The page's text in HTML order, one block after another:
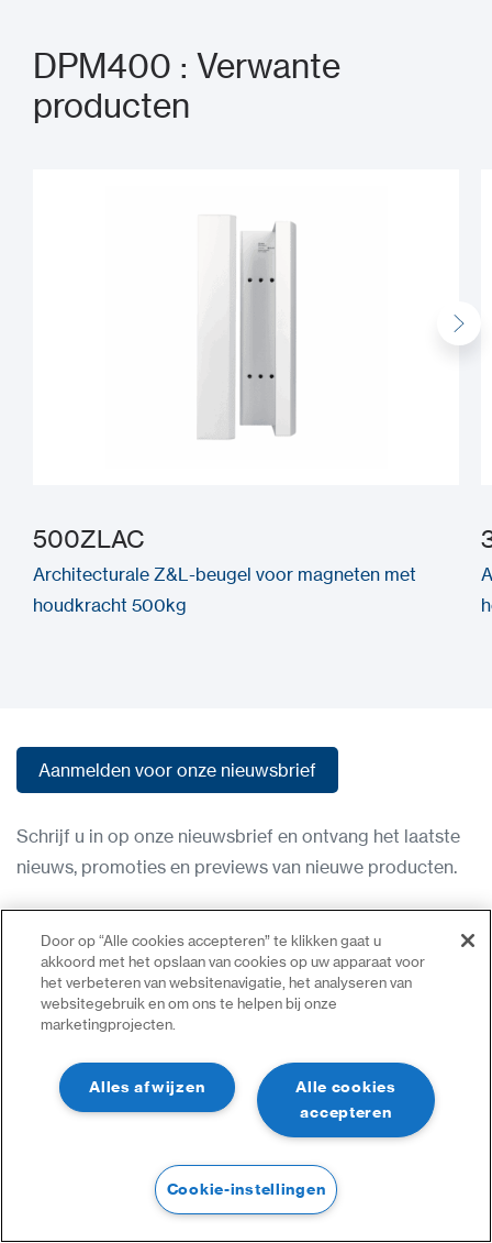
DPM400 : Verwante
producten
500ZLAC
Architecturale Z&L-beugel voor magneten met
houdkracht 500kg
Aanmelden voor onze nieuwsbrief
Schrijf u in op onze nieuwsbrief en ontvang het laatste
nieuws, promoties en previews van nieuwe producten.
Gebruiksvoorwaarden
Privacybeleid
Neem contact op
Inloggen
Sitemap
©2023 Alle Rechten Voorbehouden | CDVI
Door op “Alle cookies accepteren” te klikken gaat u
akkoord met het opslaan van cookies op uw apparaat voor
het verbeteren van websitenavigatie, het analyseren van
websitegebruik en om ons te helpen bij onze
marketingprojecten.
Alle cookies
accepteren
Alles afwijzen
Cookie-instellingen